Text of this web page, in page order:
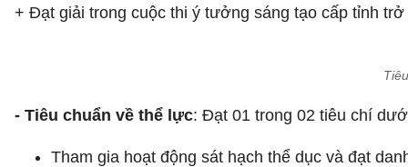
+ Đạt giải trong cuộc thi ý tưởng sáng tạo cấp tỉnh trở
- Tiêu chuẩn về thể lực: Đạt 01 trong 02 tiêu chí
Tham gia hoạt động sát hạch thể dục và đạt